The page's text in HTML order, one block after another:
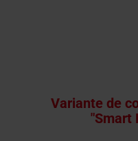
Variante de
"Smart